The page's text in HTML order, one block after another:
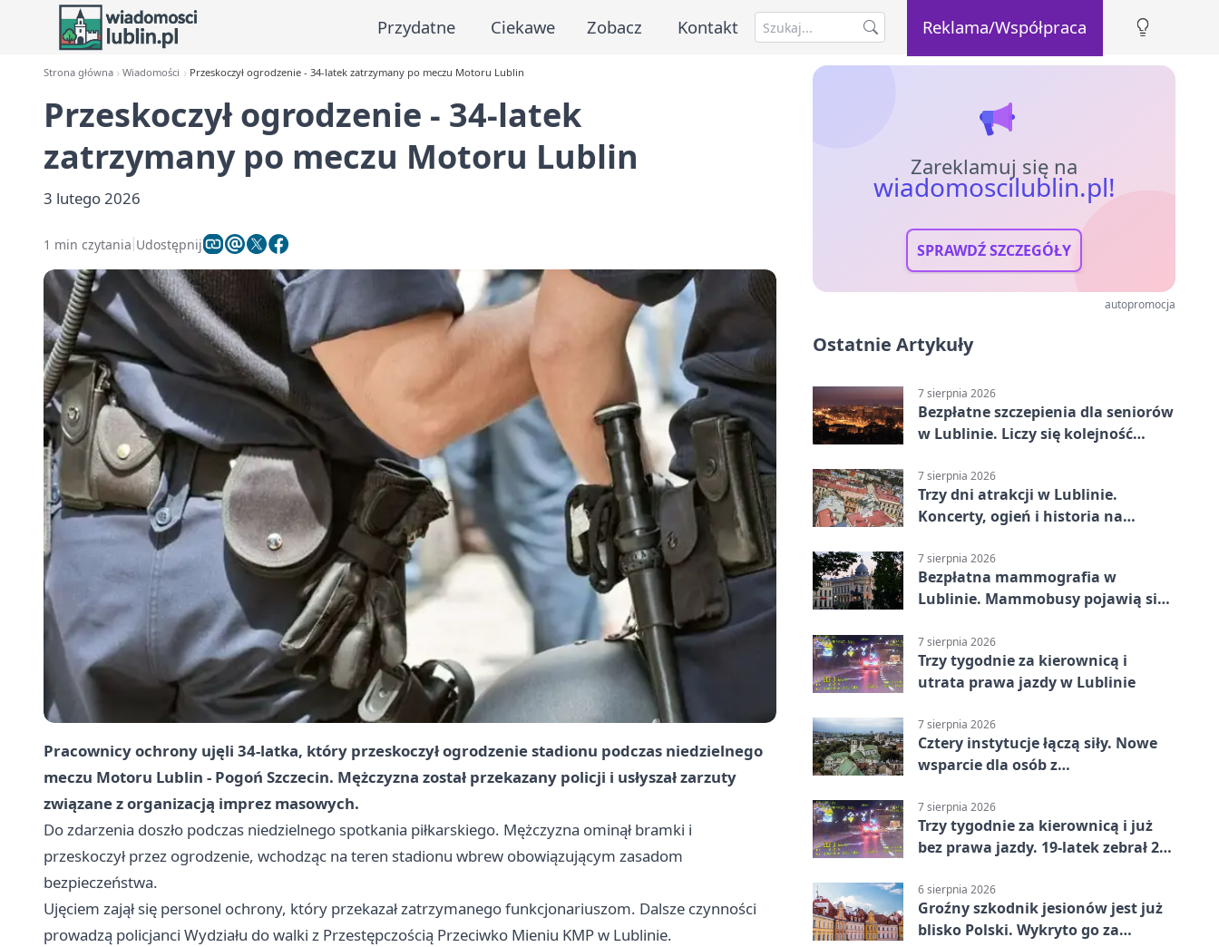
Przydatne Ciekawe Zobacz Kontakt Reklama/Współpraca
Strona główna Wiadomości Przeskoczył ogrodzenie - 34-latek zatrzymany po meczu Motoru Lublin
Przeskoczył ogrodzenie - 34-latek
zatrzymany po meczu Motoru Lublin
3 lutego 2026
1 min czytania Udostępnij
Pracownicy ochrony ujęli 34-latka, który przeskoczył ogrodzenie stadionu podczas niedzielnego
meczu Motoru Lublin - Pogoń Szczecin. Mężczyzna został przekazany policji i usłyszał zarzuty
związane z organizacją imprez masowych.
Do zdarzenia doszło podczas niedzielnego spotkania piłkarskiego. Mężczyzna ominął bramki i
przeskoczył przez ogrodzenie, wchodząc na teren stadionu wbrew obowiązującym zasadom
bezpieczeństwa.
Ujęciem zajął się personel ochrony, który przekazał zatrzymanego funkcjonariuszom. Dalsze czynności
prowadzą policjanci Wydziału do walki z Przestępczością Przeciwko Mieniu KMP w Lublinie.
Zareklamuj się na
wiadomoscilublin.pl!
SPRAWDŹ SZCZEGÓŁY
autopromocja
Ostatnie Artykuły
7 sierpnia 2026
Bezpłatne szczepienia dla seniorów
w Lublinie. Liczy się kolejność
7 sierpnia 2026
Trzy dni atrakcji w Lublinie.
Koncerty, ogień i historia na
7 sierpnia 2026
Bezpłatna mammografia w
Lublinie. Mammobusy pojawią się
7 sierpnia 2026
Trzy tygodnie za kierownicą i
utrata prawa jazdy w Lublinie
7 sierpnia 2026
Cztery instytucje łączą siły. Nowe
wsparcie dla osób z
7 sierpnia 2026
Trzy tygodnie za kierownicą i już
bez prawa jazdy. 19-latek zebrał 23
6 sierpnia 2026
Groźny szkodnik jesionów jest już
blisko Polski. Wykryto go za